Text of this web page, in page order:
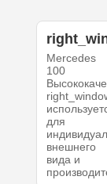
Mercedes
100
для
внешнего
вида и